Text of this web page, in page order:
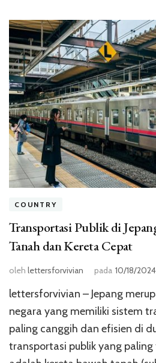
COUNTRY
Transportasi Publik di
Tanah dan Kereta Cepat
oleh lettersforvivian pada 10/18/2024
lettersforvivian – Jepang
negara yang memiliki sistem
paling canggih dan efisien di
transportasi publik yang paling